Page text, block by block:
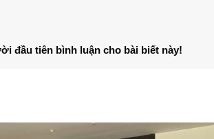
đầu tiên bình luận cho bài biết này!